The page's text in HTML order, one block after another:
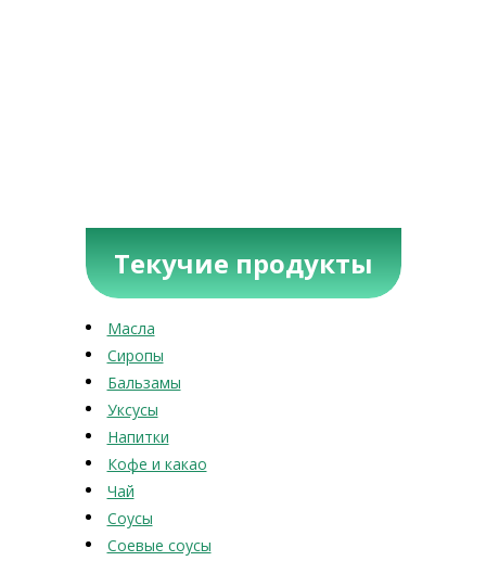
Текучие продукты
Масла
Сиропы
Бальзамы
Уксусы
Напитки
Кофе и какао
Чай
Соусы
Соевые соусы